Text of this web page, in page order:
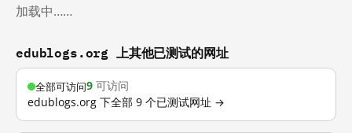
加载中……
edublogs.org 上其他已测试的网址
全部可访问9 可访问
edublogs.org 下全部 9 个已测试网址 →